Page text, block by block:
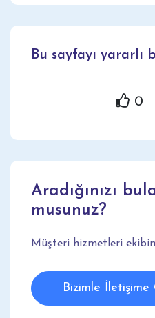
Bu sayfayı yararlı
0
Aradığınızı
musunuz?
Müşteri hizmetleri
Bizimle İletişime